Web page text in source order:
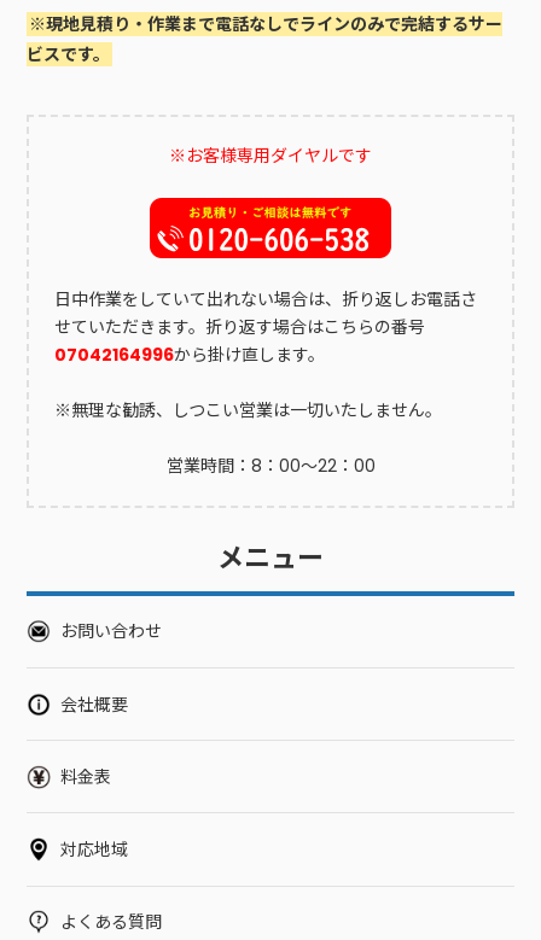
※現地見積り・作業まで電話なしでラインのみで完結するサー
ビスです。
※お客様専用ダイヤルです
日中作業をしていて出れない場合は、折り返しお電話さ
せていただきます。折り返す場合はこちらの番号
07042164996から掛け直します。
※無理な勧誘、しつこい営業は一切いたしません。
営業時間：8：00～22：00
メニュー
お問い合わせ
会社概要
料金表
対応地域
よくある質問